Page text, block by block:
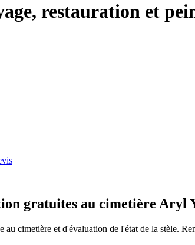
restauration et
gratuites au cimetière Aryl
cimetière et d'évaluation de l'état de la stèle.